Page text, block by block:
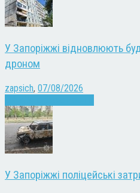
У Запоріжжі відновлюють
дроном
zapsich, 07/08/2026
У Запоріжжі поліцейські